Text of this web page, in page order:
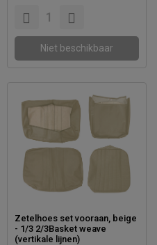
Niet beschikbaar
Zetelhoes set vooraan, beige
- 1/3 2/3Basket weave
(vertikale lijnen)